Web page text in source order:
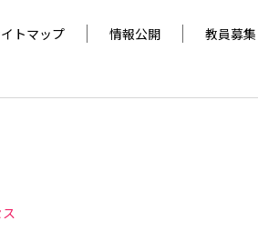
トマップ 情報公開
教員募集